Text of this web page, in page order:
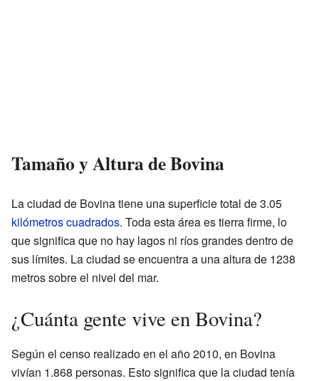
Tamaño y Altura de Bovina
La ciudad de Bovina tiene una superficie total de 3.05
kilómetros cuadrados. Toda esta área es tierra firme, lo
que significa que no hay lagos ni ríos grandes dentro de
sus límites. La ciudad se encuentra a una altura de 1238
metros sobre el nivel del mar.
¿Cuánta gente vive en Bovina?
Según el censo realizado en el año 2010, en Bovina
vivían 1.868 personas. Esto significa que la ciudad tenía